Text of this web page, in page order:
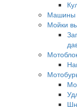
Машины
Мойки